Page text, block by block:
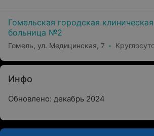
Гомельская городская клиническая
больница №2
Гомель, ул. Медицинская, 7
Инфо
Обновлено: декабрь 2024